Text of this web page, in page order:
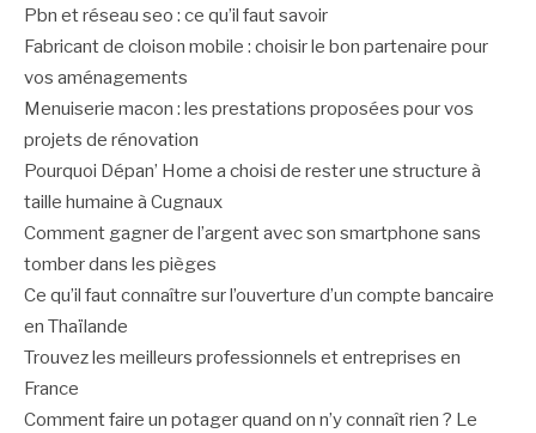
Pbn et réseau seo : ce qu’il faut savoir
Fabricant de cloison mobile : choisir le bon partenaire pour
vos aménagements
Menuiserie macon : les prestations proposées pour vos
projets de rénovation
Pourquoi Dépan’ Home a choisi de rester une structure à
taille humaine à Cugnaux
Comment gagner de l’argent avec son smartphone sans
tomber dans les pièges
Ce qu’il faut connaître sur l’ouverture d’un compte bancaire
en Thaïlande
Trouvez les meilleurs professionnels et entreprises en
France
Comment faire un potager quand on n’y connaît rien ? Le